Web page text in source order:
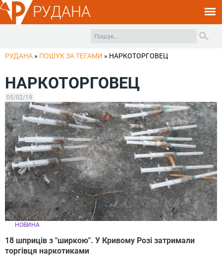
РУДАНА
РУДАНА » ПОШУК ЗА ТЕГАМИ » НАРКОТОРГОВЕЦ
НАРКОТОРГОВЕЦ
05/02/19
НОВИНА
18 шприців з "ширкою". У Кривому Розі затримали
торгівця наркотиками